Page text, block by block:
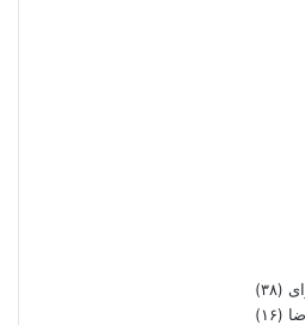
(۳۸)
(۱۶)